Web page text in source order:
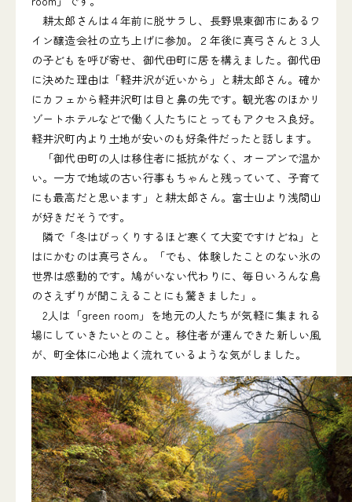
耕太郎さんは４年前に脱サラし、長野県東御市にあるワ
イン醸造会社の立ち上げに参加。２年後に真弓さんと３人
の子どもを呼び寄せ、御代田町に居を構えました。御代田
に決めた理由は「軽井沢が近いから」と耕太郎さん。確か
にカフェから軽井沢町は目と鼻の先です。観光客のほかリ
ゾートホテルなどで働く人たちにとってもアクセス良好。
軽井沢町内より土地が安いのも好条件だったと話します。
「御代田町の人は移住者に抵抗がなく、オープンで温か
い。一方で地域の古い行事もちゃんと残っていて、子育て
にも最高だと思います」と耕太郎さん。富士山より浅間山
が好きだそうです。
隣で「冬はびっくりするほど寒くて大変ですけどね」と
はにかむのは真弓さん。「でも、体験したことのない氷の
世界は感動的です。鳩がいない代わりに、毎日いろんな鳥
のさえずりが聞こえることにも驚きました」。
2人は「green room」を地元の人たちが気軽に集まれる
場にしていきたいとのこと。移住者が運んできた新しい風
が、町全体に心地よく流れているような気がしました。